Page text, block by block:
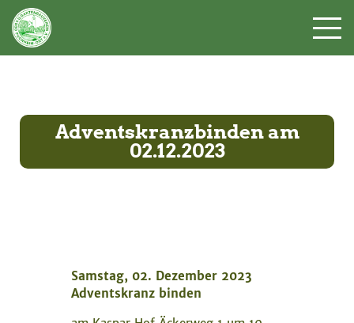
Adventskranzbinden am
02.12.2023
Samstag, 02. Dezember 2023
Adventskranz binden